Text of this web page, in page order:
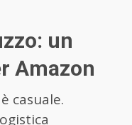
un
Amazon
casuale.